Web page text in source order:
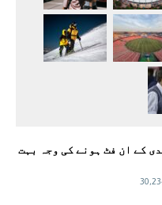
کے ان فٹ ہونے کی وجہ بہت